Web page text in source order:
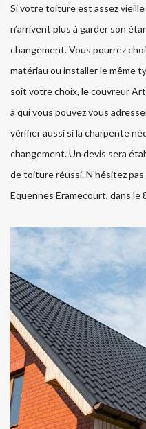
Si votre toiture est assez
n’arrivent plus à garder son
changement. Vous pourrez
matériau ou installer le même
soit votre choix, le couvreur
à qui vous pouvez vous
vérifier aussi si la charpente
changement. Un devis sera
de toiture réussi. N’hésitez
Equennes Eramecourt, dans le